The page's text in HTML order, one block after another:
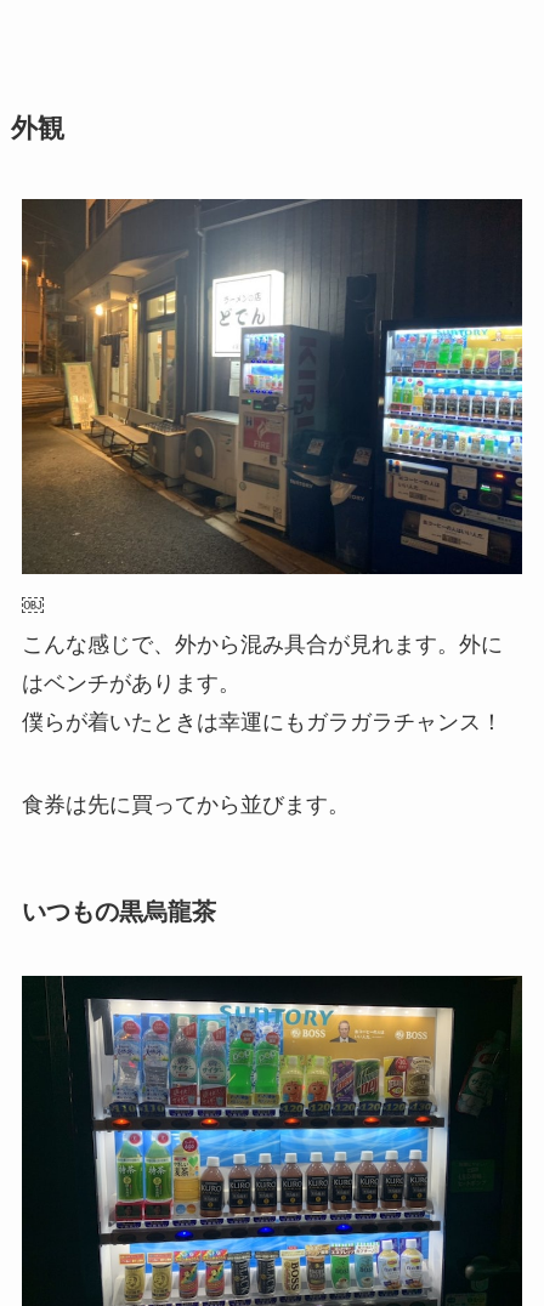
外観
￼
こんな感じで、外から混み具合が見れます。外に
はベンチがあります。
僕らが着いたときは幸運にもガラガラチャンス！
食券は先に買ってから並びます。
いつもの黒烏龍茶